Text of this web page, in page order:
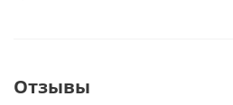
Отзывы